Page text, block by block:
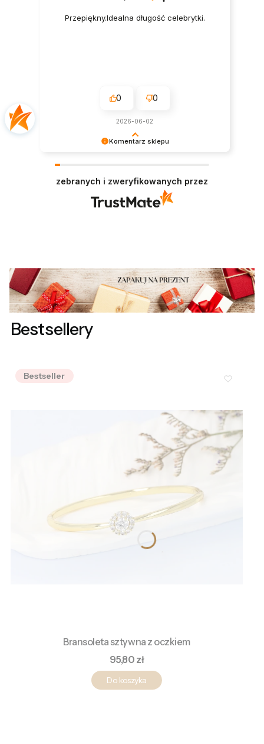
Komentarz sklepu
oczekiwaniom.
Przepiękny.Idealna długość celebrytki.
0 0
2026-06-02
zebranych i zweryfikowanych przez
Bestsellery
Bestseller
Bransoleta sztywna z oczkiem
Cena
95,80 zł
Do koszyka